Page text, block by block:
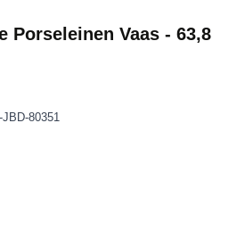
Porseleinen Vaas - 63,8
80351